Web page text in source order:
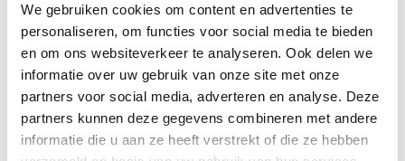
We gebruiken cookies om content en advertenties te
personaliseren, om functies voor social media te bieden
en om ons websiteverkeer te analyseren. Ook delen we
informatie over uw gebruik van onze site met onze
partners voor social media, adverteren en analyse. Deze
partners kunnen deze gegevens combineren met andere
informatie die u aan ze heeft verstrekt of die ze hebben
Mervyn zijn werkzaamheden op een rij:
✓ Liftinspecties